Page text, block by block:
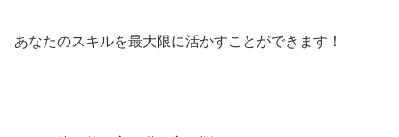
あなたのスキルを最大限に活かすことができます！